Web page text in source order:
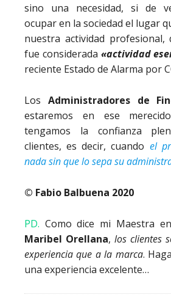
sino una necesidad, si de
ocupar en la sociedad el lugar
nuestra actividad profesional,
fue considerada «actividad
reciente Estado de Alarma por
Los Administradores de
estaremos en ese
tengamos la confianza
clientes, es decir, cuando el
nada sin que lo sepa su
© Fabio Balbuena 2020
PD. Como dice mi Maestra en
Maribel Orellana, los clientes
experiencia que a la marca.
una experiencia excelente…